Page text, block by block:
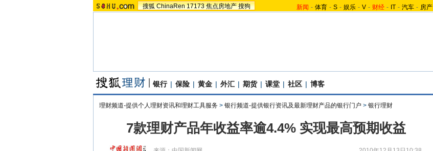
搜狐 ChinaRen 17173 焦点房地产 搜狗 新闻 - 体育 - S - 娱乐 - V - 财经 - IT - 汽车 - 房产
银行 | 保险 | 黄金 | 外汇 | 期货 | 课堂 | 社区 | 博客
理财频道-提供个人理财资讯和理财工具服务 > 银行频道-提供银行资讯及最新理财产品的银行门户 > 银行理财
7款理财产品年收益率逾4.4% 实现最高预期收益